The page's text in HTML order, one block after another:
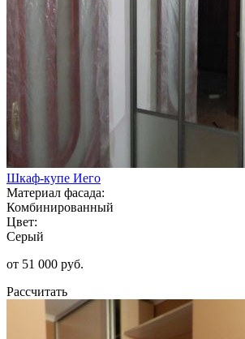
Шкаф-купе Иего
Материал фасада:
Комбинированный
Цвет:
Серый
от 51 000 руб.
Рассчитать